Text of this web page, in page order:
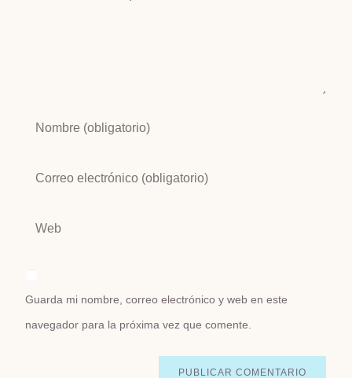
Guarda mi nombre, correo electrónico y web en este
navegador para la próxima vez que comente.